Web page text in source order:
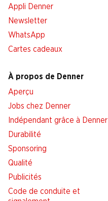
Appli Denner
Newsletter
WhatsApp
Cartes cadeaux
À propos de Denner
Aperçu
Jobs chez Denner
Indépendant grâce à Denner
Durabilité
Sponsoring
Qualité
Publicités
Code de conduite et